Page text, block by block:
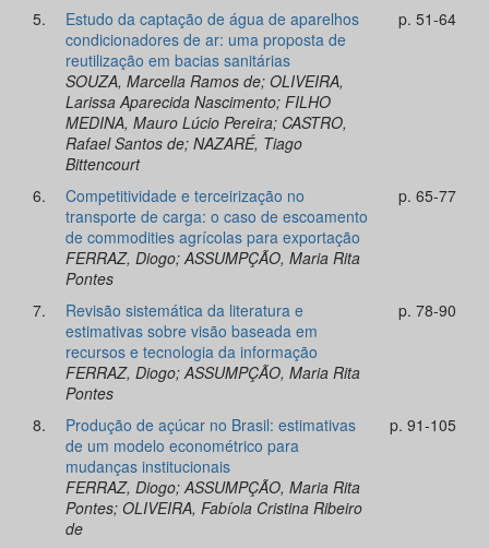
5.
Estudo da captação de água de aparelhos
condicionadores de ar: uma proposta de
reutilização em bacias sanitárias
SOUZA, Marcella Ramos de; OLIVEIRA,
Larissa Aparecida Nascimento; FILHO
MEDINA, Mauro Lúcio Pereira; CASTRO,
Rafael Santos de; NAZARÉ, Tiago
Bittencourt
p. 51-64
6.
Competitividade e terceirização no
transporte de carga: o caso de escoamento
de commodities agrícolas para exportação
FERRAZ, Diogo; ASSUMPÇÃO, Maria Rita
Pontes
p. 65-77
7.
Revisão sistemática da literatura e
estimativas sobre visão baseada em
recursos e tecnologia da informação
FERRAZ, Diogo; ASSUMPÇÃO, Maria Rita
Pontes
p. 78-90
8.
Produção de açúcar no Brasil: estimativas
de um modelo econométrico para
mudanças institucionais
FERRAZ, Diogo; ASSUMPÇÃO, Maria Rita
Pontes; OLIVEIRA, Fabíola Cristina Ribeiro
de
p. 91-105